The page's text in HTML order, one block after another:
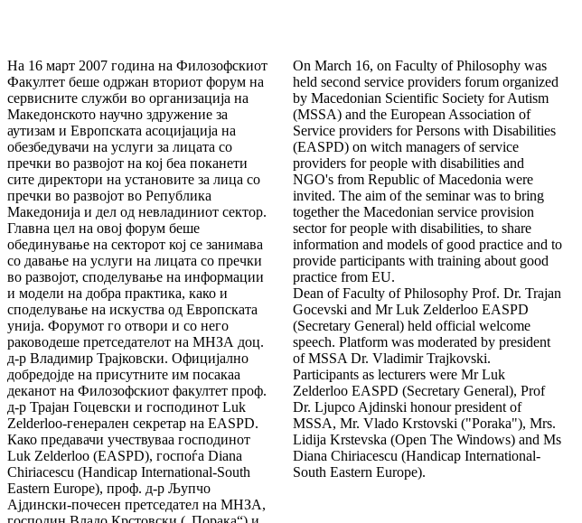
На 16 март 2007 година на Филозофскиот
Факултет беше одржан вториот форум на
сервисните служби во организација на
Македонското научно здружение за
аутизам и Европската асоцијација на
обезбедувачи на услуги за лицата со
пречки во развојот на кој беа поканети
сите директори на установите за лица со
пречки во развојот во Република
Македонија и дел од невладиниот сектор.
Главна цел на овој форум беше
обединување на секторот кој се занимава
со давање на услуги на лицата со пречки
во развојот, споделување на информации
и модели на добра практика, како и
споделување на искуства од Европската
унија. Форумот го отвори и со него
раководеше претседателот на МНЗА доц.
д-р Владимир Трајковски. Официјално
добредојде на присутните им посакаа
деканот на Филозофскиот факултет проф.
д-р Трајан Гоцевски и господинот Luk
Zelderloo-генерален секретар на EASPD.
Како предавачи учествуваа господинот
Luk Zelderloo (EASPD), госпоѓа Diana
Chiriacescu (Handicap International-South
Eastern Europe), проф. д-р Љупчо
Ајдински-почесен претседател на МНЗА,
On March 16, on Faculty of Philosophy was
held second service providers forum organized
by Macedonian Scientific Society for Autism
(MSSA) and the European Association of
Service providers for Persons with Disabilities
(EASPD) on witch managers of service
providers for people with disabilities and
NGO's from Republic of Macedonia were
invited. The aim of the seminar was to bring
together the Macedonian service provision
sector for people with disabilities, to share
information and models of good practice and to
provide participants with training about good
practice from EU.
Dean of Faculty of Philosophy Prof. Dr. Trajan
Gocevski and Mr Luk Zelderloo EASPD
(Secretary General) held official welcome
speech. Platform was moderated by president
of MSSA Dr. Vladimir Trajkovski.
Participants as lecturers were Mr Luk
Zelderloo EASPD (Secretary General), Prof
Dr. Ljupco Ajdinski honour president of
MSSA, Mr. Vlado Krstovski ("Poraka"), Mrs.
Lidija Krstevska (Open The Windows) and Ms
Diana Chiriacescu (Handicap International-
South Eastern Europe).